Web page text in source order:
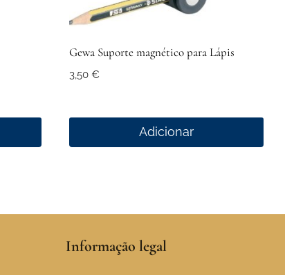
Gewa Suporte magnético para Lápis
3,50 €
Adicionar
Informação legal